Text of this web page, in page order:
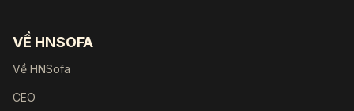
VỀ HNSOFA
Về HNSofa
CEO